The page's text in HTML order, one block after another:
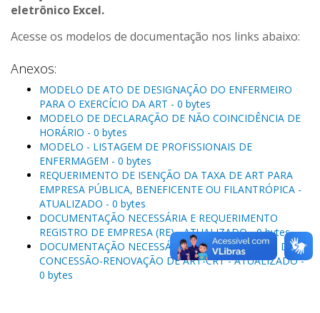
eletrônico Excel.
Acesse os modelos de documentação nos links abaixo:
Anexos:
MODELO DE ATO DE DESIGNAÇÃO DO ENFERMEIRO
PARA O EXERCÍCIO DA ART - 0 bytes
MODELO DE DECLARAÇÃO DE NÃO COINCIDÊNCIA DE
HORÁRIO - 0 bytes
MODELO - LISTAGEM DE PROFISSIONAIS DE
ENFERMAGEM - 0 bytes
REQUERIMENTO DE ISENÇÃO DA TAXA DE ART PARA
EMPRESA PÚBLICA, BENEFICENTE OU FILANTRÓPICA -
ATUALIZADO - 0 bytes
DOCUMENTAÇÃO NECESSÁRIA E REQUERIMENTO
REGISTRO DE EMPRESA (RE) - ATUALIZADO - 0 bytes
DOCUMENTAÇÃO NECESSÁRIA E REQUERIMENTO DE
CONCESSÃO-RENOVAÇÃO DE ART-CRT - ATUALIZADO -
0 bytes